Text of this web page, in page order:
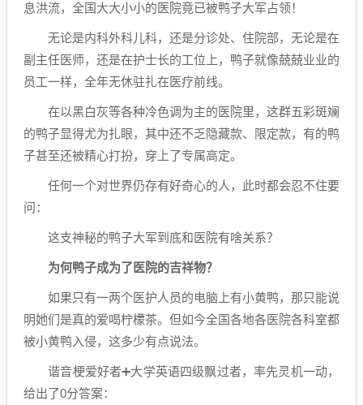
息洪流，全国大大小小的医院竟已被鸭子大军占领！
无论是内科外科儿科，还是分诊处、住院部，无论是在
副主任医师，还是在护士长的工位上，鸭子就像兢兢业业的
员工一样，全年无休驻扎在医疗前线。
在以黑白灰等各种冷色调为主的医院里，这群五彩斑斓
的鸭子显得尤为扎眼，其中还不乏隐藏款、限定款，有的鸭
子甚至还被精心打扮，穿上了专属高定。
任何一个对世界仍存有好奇心的人，此时都会忍不住要
问：
这支神秘的鸭子大军到底和医院有啥关系？
为何鸭子成为了医院的吉祥物？
如果只有一两个医护人员的电脑上有小黄鸭，那只能说
明她们是真的爱喝柠檬茶。但如今全国各地各医院各科室都
被小黄鸭入侵，这多少有点说法。
谐音梗爱好者➕大学英语四级飘过者，率先灵机一动，
给出了0分答案：